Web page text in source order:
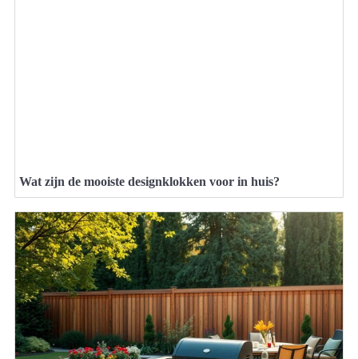
Wat zijn de mooiste designklokken voor in huis?